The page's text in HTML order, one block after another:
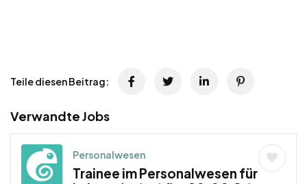
Teile diesen Beitrag:
Verwandte Jobs
Personalwesen
Trainee im Personalwesen für